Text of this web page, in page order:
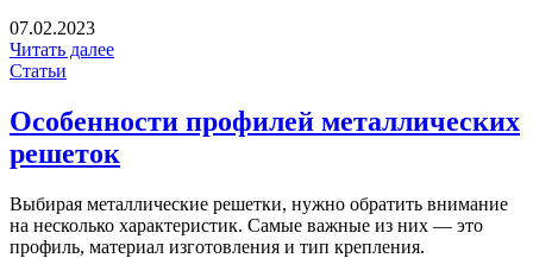
07.02.2023
Читать далее
Статьи
Особенности профилей металлических
решеток
Выбирая металлические решетки, нужно обратить внимание
на несколько характеристик. Самые важные из них — это
профиль, материал изготовления и тип крепления.